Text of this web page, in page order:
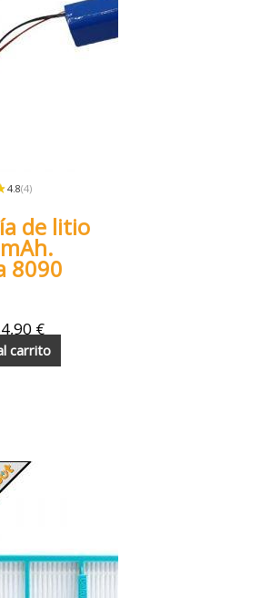
4.8(4)
de litio
8090
€
carrito